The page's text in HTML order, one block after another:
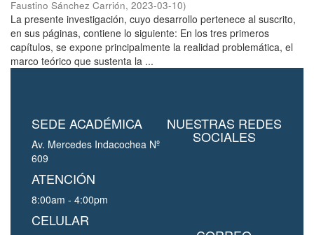
Faustino Sánchez Carrión, 2023-03-10)
La presente investigación, cuyo desarrollo pertenece al suscrito,
en sus páginas, contiene lo siguiente: En los tres primeros
capítulos, se expone principalmente la realidad problemática, el
marco teórico que sustenta la ...
SEDE ACADÉMICA
Av. Mercedes Indacochea Nº
609
ATENCIÓN
8:00am - 4:00pm
CELULAR
NUESTRAS REDES
SOCIALES